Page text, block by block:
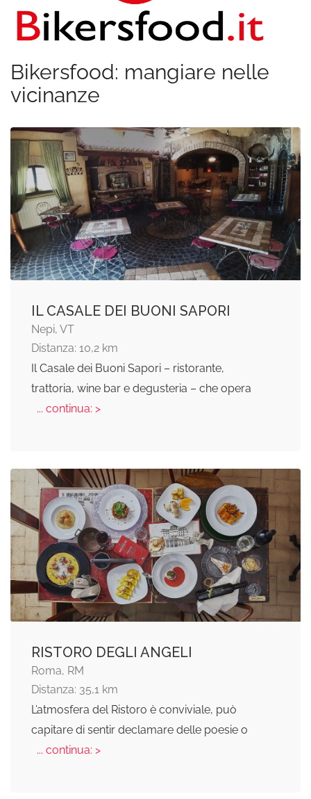
Bikersfood: mangiare nelle
vicinanze
IL CASALE DEI BUONI SAPORI
Nepi, VT
Distanza: 10,2 km
Il Casale dei Buoni Sapori – ristorante,
trattoria, wine bar e degusteria – che opera
... continua: >
RISTORO DEGLI ANGELI
Roma, RM
Distanza: 35,1 km
L’atmosfera del Ristoro è conviviale, può
capitare di sentir declamare delle poesie o
... continua: >